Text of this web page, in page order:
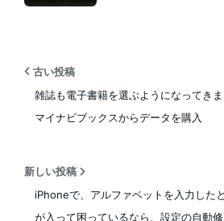
古い投稿
雑誌も電子書籍を選ぶようになってき
マイナビブックスからデータを購入
新しい投稿
iPhoneで、アルファベットを入力した
が入って困っているなら、設定の自動